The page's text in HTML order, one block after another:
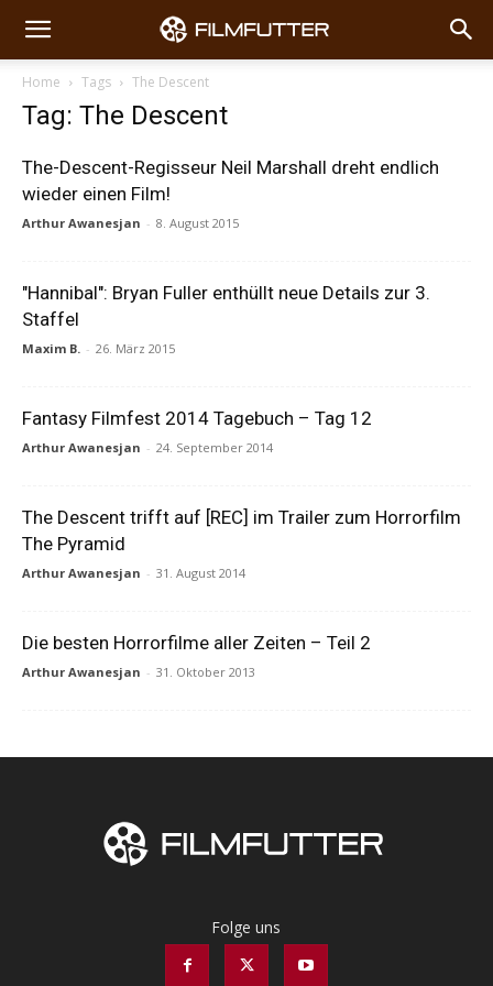
Home Tags The Descent
Tag: The Descent
The-Descent-Regisseur Neil Marshall dreht endlich
wieder einen Film!
Arthur Awanesjan - 8. August 2015
"Hannibal": Bryan Fuller enthüllt neue Details zur 3.
Staffel
Maxim B. - 26. März 2015
Fantasy Filmfest 2014 Tagebuch – Tag 12
Arthur Awanesjan - 24. September 2014
The Descent trifft auf [REC] im Trailer zum Horrorfilm
The Pyramid
Arthur Awanesjan - 31. August 2014
Die besten Horrorfilme aller Zeiten – Teil 2
Arthur Awanesjan - 31. Oktober 2013
Folge uns